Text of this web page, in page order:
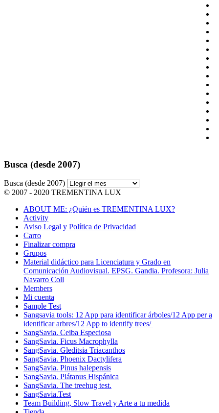
Busca (desde 2007)
Busca (desde 2007)
© 2007 - 2020 TREMENTINA LUX
ABOUT ME: ¿Quién es TREMENTINA LUX?
Activity
Aviso Legal y Política de Privacidad
Carro
Finalizar compra
Grupos
Material didáctico para Licenciatura y Grado en
Comunicación Audiovisual. EPSG. Gandia. Profesora: Julia
Navarro Coll
Members
Mi cuenta
Sample Test
Sangsavia tools: 12 App para identificar árboles/12 App per a
identificar arbres/12 App to identify trees/
SangSavia. Ceiba Especiosa
SangSavia. Ficus Macrophylla
SangSavia. Gleditsia Triacanthos
SangSavia. Phoenix Dactylifera
SangSavia. Pinus halepensis
SangSavia. Plátanus Hispánica
SangSavia. The treehug test.
SangSavia.Test
Team Building, Slow Travel y Arte a tu medida